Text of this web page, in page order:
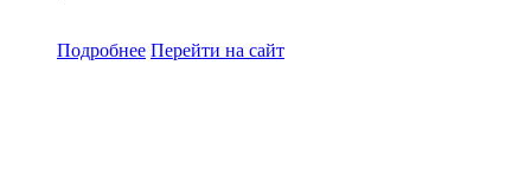
Подробнее Перейти на сайт